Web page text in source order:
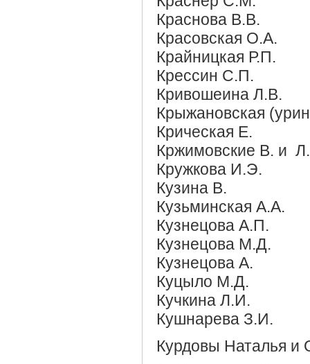
Краснова В.В.
Красовская О.А.
Крайницкая Р.П.
Крессин С.П.
Кривошеина Л.В.
Крыжановская
Крическая Е.
Кржимовские В. и
Кружкова И.Э.
Кузина В.
Кузьминская А.А.
Кузнецова А.П.
Кузнецова М.Д.
Кузнецова А.
Куцыло М.Д.
Кучкина Л.И.
Кушнарева З.И.
Курдовы Наталья и